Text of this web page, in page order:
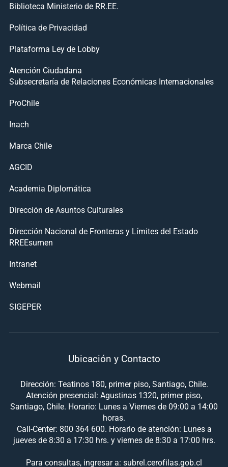
Biblioteca Ministerio de RR.EE.
Política de Privacidad
Plataforma Ley de Lobby
Atención Ciudadana
Subsecretaría de Relaciones Económicas Internacionales
ProChile
Inach
Marca Chile
AGCID
Academia Diplomática
Dirección de Asuntos Culturales
Dirección Nacional de Fronteras y Límites del Estado
RREEsumen
Intranet
Webmail
SIGEPER
Ubicación y Contacto
Dirección: Teatinos 180, primer piso, Santiago, Chile.
Atención presencial: Agustinas 1320, primer piso,
Santiago, Chile. Horario: Lunes a Viernes de 09:00 a 14:00
horas.
Call-Center: 800 364 600. Horario de atención: Lunes a
jueves de 8:30 a 17:30 hrs. y viernes de 8:30 a 17:00 hrs.
Para consultas, ingresar a: subrel.cerofilas.gob.cl